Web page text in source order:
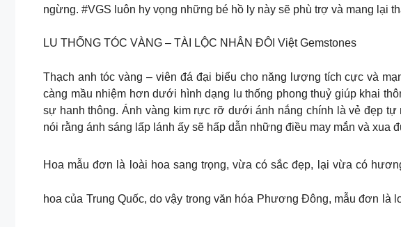
ngừng. #VGS luôn hy vọng những bé hồ ly này sẽ phù trợ và mang lại
LU THỐNG TÓC VÀNG – TÀI LỘC NHÂN ĐÔI Việt Gemstones
Thạch anh tóc vàng – viên đá đại biểu cho năng lượng tích cực và
càng mầu nhiệm hơn dưới hình dạng lu thống phong thuỷ giúp khai
sự hanh thông. Ánh vàng kim rực rỡ dưới ánh nắng chính là vẻ đẹp
nói rằng ánh sáng lấp lánh ấy sẽ hấp dẫn những điều may mắn và xua
Hoa mẫu đơn là loài hoa sang trọng, vừa có sắc đẹp, lại vừa có
hoa của Trung Quốc, do vậy trong văn hóa Phương Đông, mẫu đơn là